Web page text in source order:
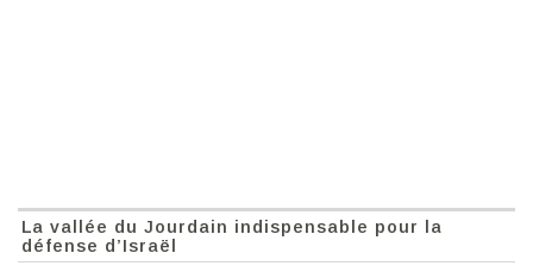
La vallée du Jourdain indispensable pour la
défense d’Israël